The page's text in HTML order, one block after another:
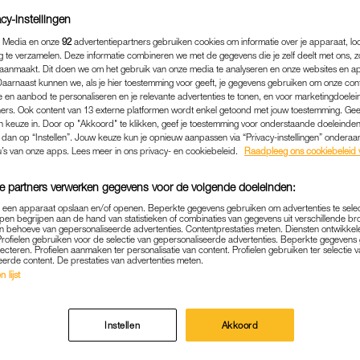
VROUW ALS
IN VERENIGD
BUITENLAND|LINDA.
Keenan is dinsdag in het Verenigd
coronavaccin van Pfizer en BioNTech.
instellingen
en onze 92 advertentiepartners gebruiken cookies om informatie over je apparaat,
te verzamelen. Deze informatie combineren we met de gegevens die je zelf deelt met ons,
Dit doen we om het gebruik van onze media te analyseren en onze websites en
kunnen we, als je hier toestemming voor geeft, je gegevens gebruiken om onze
en aanbod te personaliseren en je relevante advertenties te tonen, en voor
Ook content van 13 externe platformen wordt enkel getoond met jouw toestemming.
keuze in. Door op "Akkoord" te klikken, geef je toestemming voor onderstaande
op “Instellen”. Jouw keuze kun je opnieuw aanpassen via “Privacy-instellingen”
van onze apps. Lees meer in ons privacy- en cookiebeleid.
Raadpleeg ons cookiebeleid
partners verwerken gegevens voor de volgende doeleinden:
apparaat opslaan en/of openen. Beperkte gegevens gebruiken om advertenties te
begrijpen aan de hand van statistieken of combinaties van gegevens uit verschillende
behoeve van gepersonaliseerde advertenties. Contentprestaties meten. Diensten
gebruiken voor de selectie van gepersonaliseerde advertenties. Beperkte
Profielen aanmaken ter personalisatie van content. Profielen gebruiken ter selectie
content. De prestaties van advertenties meten.
lijst
Instellen Akkoord